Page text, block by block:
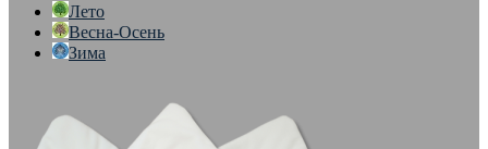
Лето
Весна-Осень
Зима